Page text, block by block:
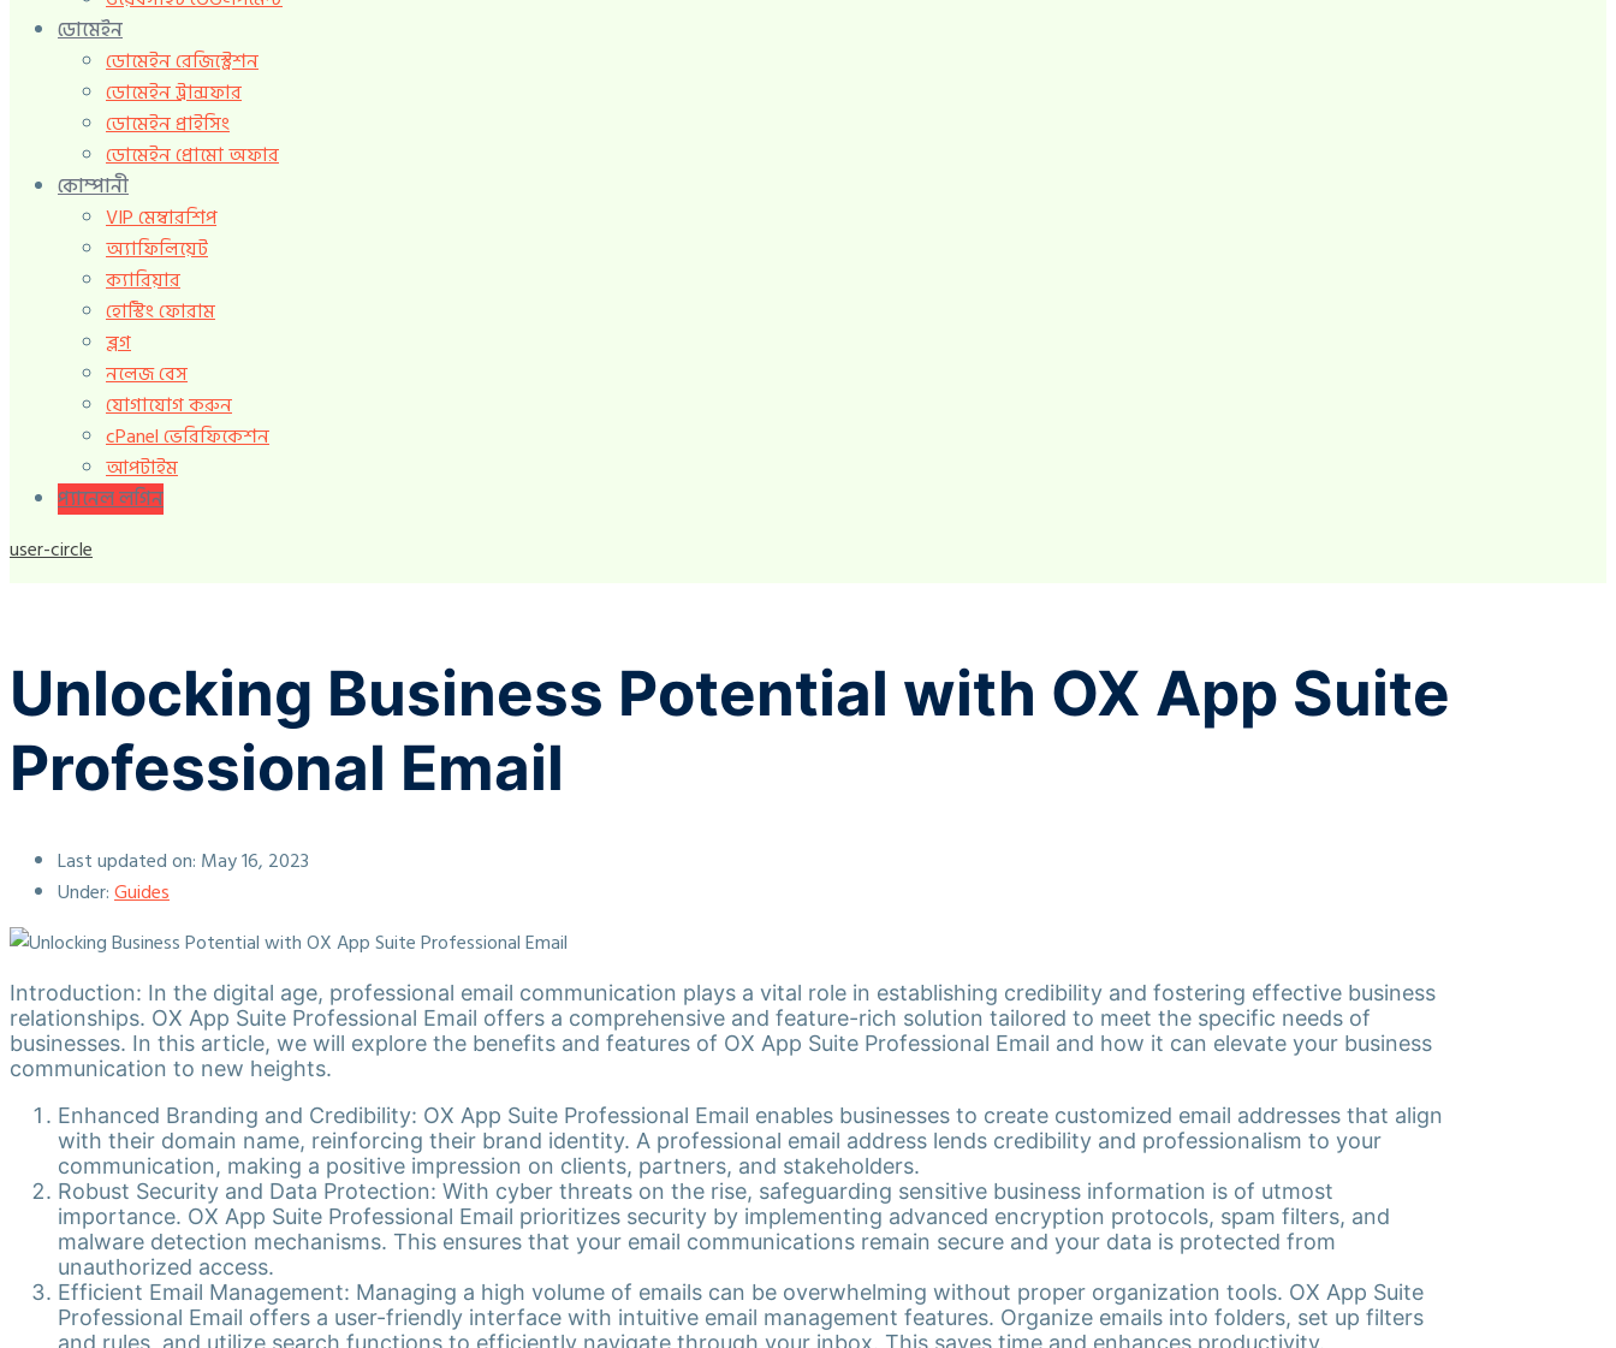
ডোমেইন
ডোমেইন রেজিস্ট্রেশন
ডোমেইন ট্রান্সফার
ডোমেইন প্রাইসিং
ডোমেইন প্রোমো অফার
কোম্পানী
VIP মেম্বারশিপ
অ্যাফিলিয়েট
ক্যারিয়ার
হোস্টিং ফোরাম
ব্লগ
নলেজ বেস
যোগাযোগ করুন
cPanel ভেরিফিকেশন
আপটাইম
প্যানেল লগিন
user-circle
Unlocking Business Potential with OX App Suite
Professional Email
Last updated on: May 16, 2023
Under:Guides
Introduction: In the digital age, professional email communication plays a vital role in establishing credibility and fostering effective business
relationships. OX App Suite Professional Email offers a comprehensive and feature-rich solution tailored to meet the specific needs of
businesses. In this article, we will explore the benefits and features of OX App Suite Professional Email and how it can elevate your business
communication to new heights.
Enhanced Branding and Credibility: OX App Suite Professional Email enables businesses to create customized email addresses that align
with their domain name, reinforcing their brand identity. A professional email address lends credibility and professionalism to your
communication, making a positive impression on clients, partners, and stakeholders.
Robust Security and Data Protection: With cyber threats on the rise, safeguarding sensitive business information is of utmost
importance. OX App Suite Professional Email prioritizes security by implementing advanced encryption protocols, spam filters, and
malware detection mechanisms. This ensures that your email communications remain secure and your data is protected from
unauthorized access.
Efficient Email Management: Managing a high volume of emails can be overwhelming without proper organization tools. OX App Suite
Professional Email offers a user-friendly interface with intuitive email management features. Organize emails into folders, set up filters
and rules, and utilize search functions to efficiently navigate through your inbox. This saves time and enhances productivity.